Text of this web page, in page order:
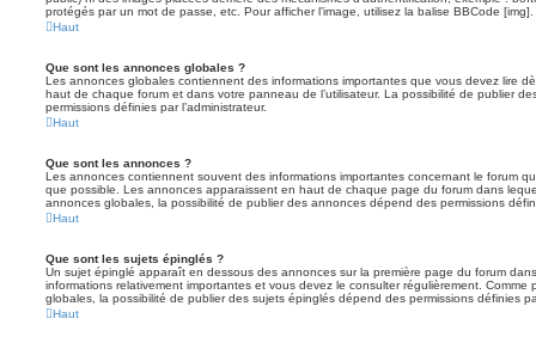
protégés par un mot de passe, etc. Pour afficher l’image, utilisez la balise BBCode [img].
Haut
Que sont les annonces globales ?
Les annonces globales contiennent des informations importantes que vous devez lire
haut de chaque forum et dans votre panneau de l’utilisateur. La possibilité de publier
permissions définies par l’administrateur.
Haut
Que sont les annonces ?
Les annonces contiennent souvent des informations importantes concernant le forum
que possible. Les annonces apparaissent en haut de chaque page du forum dans
annonces globales, la possibilité de publier des annonces dépend des permissions
Haut
Que sont les sujets épinglés ?
Un sujet épinglé apparaît en dessous des annonces sur la première page du forum
informations relativement importantes et vous devez le consulter régulièrement.
globales, la possibilité de publier des sujets épinglés dépend des permissions définies
Haut